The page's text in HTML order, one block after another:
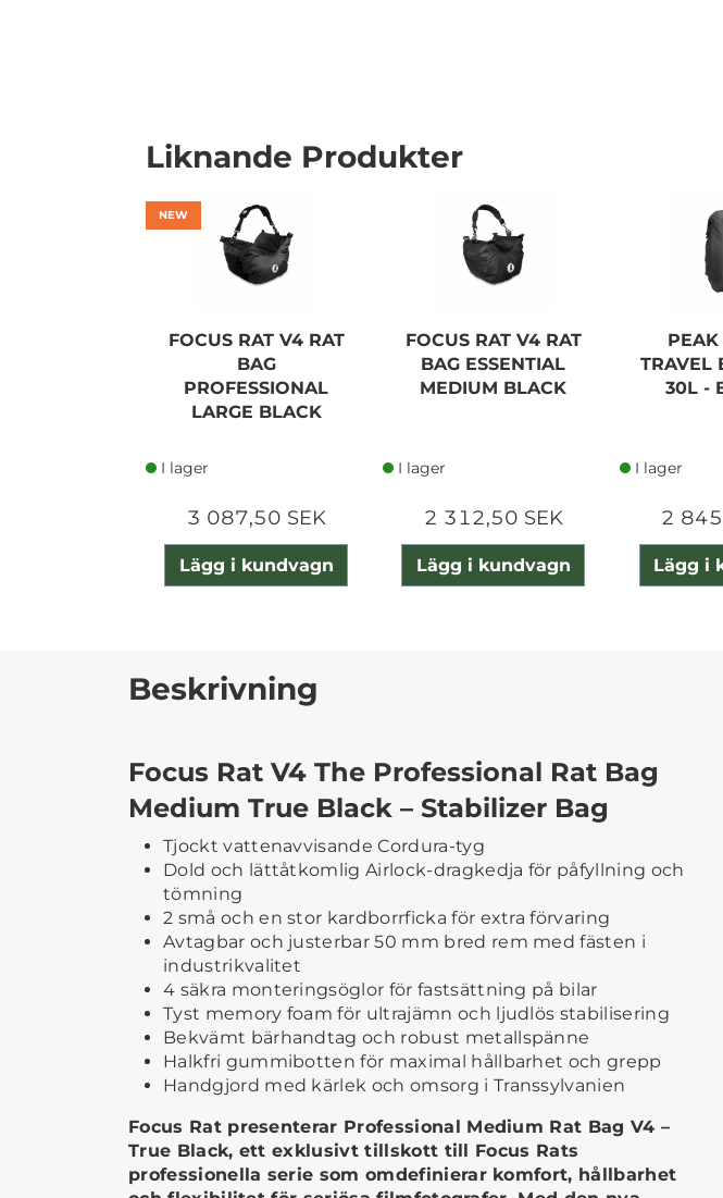
Liknande Produkter
NEW
FOCUS RAT V4 RAT
BAG
PROFESSIONAL
LARGE BLACK
I lager
3 087,50 SEK
Lägg i kundvagn
FOCUS RAT V4 RAT
BAG ESSENTIAL
MEDIUM BLACK
I lager
2 312,50 SEK
Lägg i kundvagn
PEAK
TRAVEL
30L -
I lager
2
Lägg i
Beskrivning
Focus Rat V4 The Professional Rat Bag
Medium True Black – Stabilizer Bag
Tjockt vattenavvisande Cordura-tyg
Dold och lättåtkomlig Airlock-dragkedja för påfyllning och
tömning
2 små och en stor kardborrficka för extra förvaring
Avtagbar och justerbar 50 mm bred rem med fästen i
industrikvalitet
4 säkra monteringsöglor för fastsättning på bilar
Tyst memory foam för ultrajämn och ljudlös stabilisering
Bekvämt bärhandtag och robust metallspänne
Halkfri gummibotten för maximal hållbarhet och grepp
Handgjord med kärlek och omsorg i Transsylvanien
Focus Rat presenterar Professional Medium Rat Bag V4 –
True Black, ett exklusivt tillskott till Focus Rats
professionella serie som omdefinierar komfort, hållbarhet